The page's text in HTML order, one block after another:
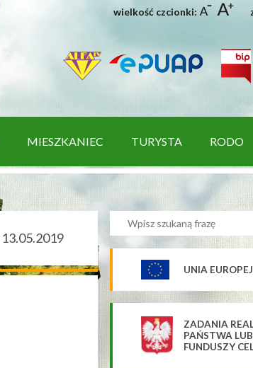
wielkość czcionki:
MIESZKANIEC TURYSTA RODO
13.05.2019
UNIA
ZADANIA
PAŃSTWA
FUNDUSZY